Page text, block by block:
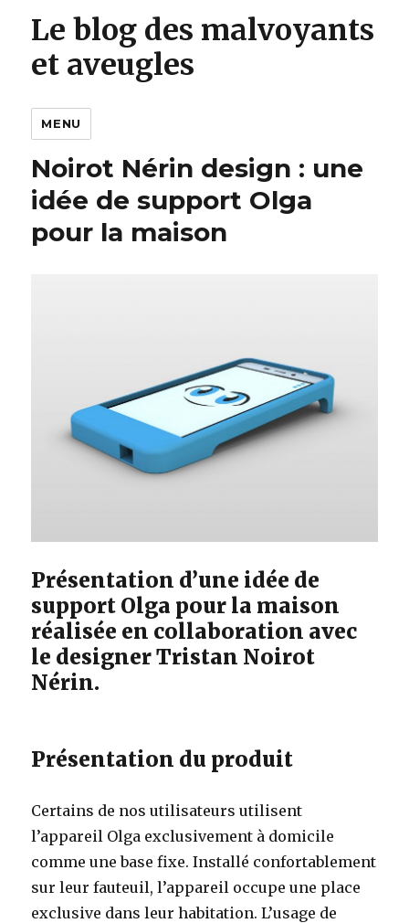
Le blog des malvoyants
et aveugles
MENU
Noirot Nérin design : une
idée de support Olga
pour la maison
Présentation d’une idée de
support Olga pour la maison
réalisée en collaboration avec
le designer Tristan Noirot
Nérin.
Présentation du produit
Certains de nos utilisateurs utilisent
l’appareil Olga exclusivement à domicile
comme une base fixe. Installé confortablement
sur leur fauteuil, l’appareil occupe une place
exclusive dans leur habitation. L’usage de